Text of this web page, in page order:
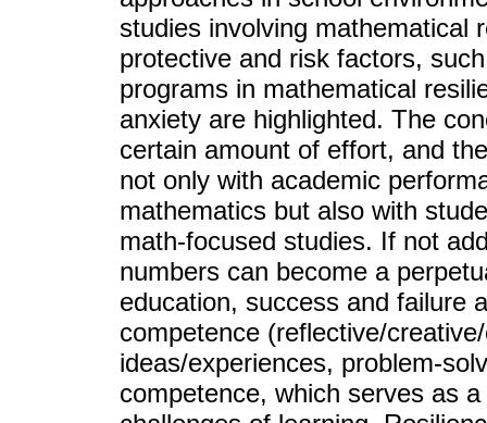
studies involving mathematical
protective and risk factors,
programs in mathematical
anxiety are highlighted. The
certain amount of effort, and
not only with academic
mathematics but also with
math-focused studies. If not
numbers can become a
education, success and failure
competence (reflective/
ideas/experiences, problem-
competence, which serves as